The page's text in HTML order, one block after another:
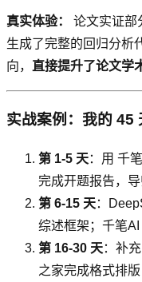
真实体验：
论文实证部
生成了完整的回归分析
向， 直接提升了论文学
实战案例：我的 45
第 1-5 天：用 千
完成开题报告，
第 6-15 天：
综述框架；千笔
第 16-30 天：补
之家完成格式排版